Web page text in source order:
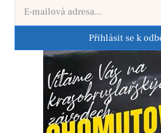
Přihlásit se k